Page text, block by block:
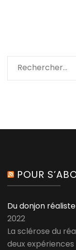
Rechercher :
POUR
Du donjon
2022
La sclérose du
deux